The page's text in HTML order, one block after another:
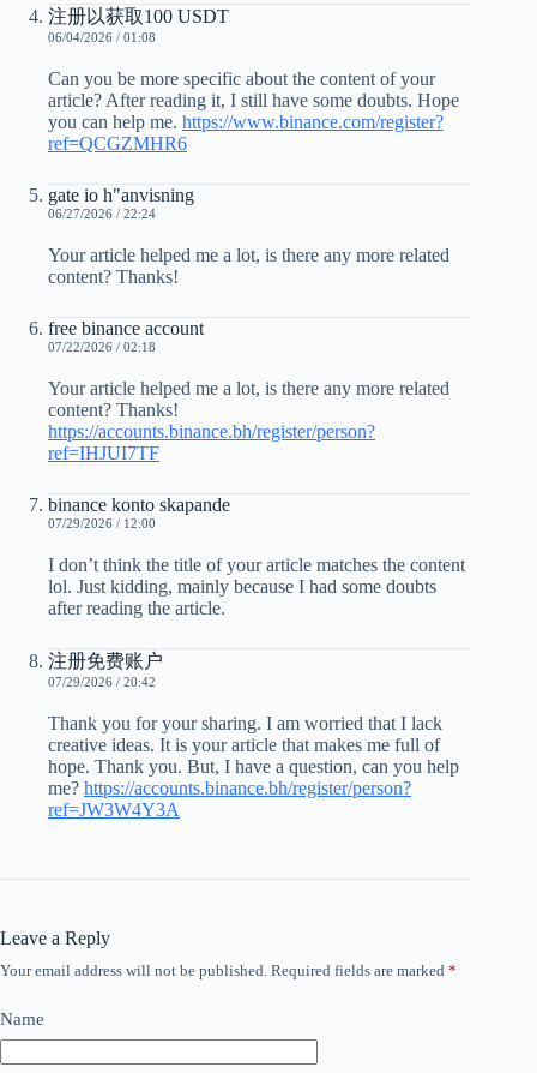
注册以获取100 USDT
06/04/2026 / 01:08
Can you be more specific about the content of your
article? After reading it, I still have some doubts. Hope
you can help me. https://www.binance.com/register?
ref=QCGZMHR6
gate io h"anvisning
06/27/2026 / 22:24
Your article helped me a lot, is there any more related
content? Thanks!
free binance account
07/22/2026 / 02:18
Your article helped me a lot, is there any more related
content? Thanks!
https://accounts.binance.bh/register/person?
ref=IHJUI7TF
binance konto skapande
07/29/2026 / 12:00
I don’t think the title of your article matches the content
lol. Just kidding, mainly because I had some doubts
after reading the article.
注册免费账户
07/29/2026 / 20:42
Thank you for your sharing. I am worried that I lack
creative ideas. It is your article that makes me full of
hope. Thank you. But, I have a question, can you help
me? https://accounts.binance.bh/register/person?
ref=JW3W4Y3A
Leave a Reply
Your email address will not be published. Required fields are marked *
Name